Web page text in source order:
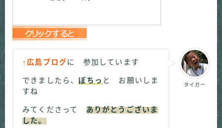
タイガー
↑広島ブログに 参加しています
できましたら、 ぽちっ と お願いしま
すね
みてくださって ありがとうございま
した。